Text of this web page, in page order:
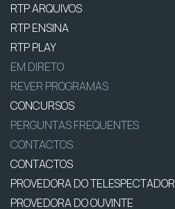
RTP ARQUIVOS
RTP ENSINA
RTP PLAY
EM DIRETO
REVER PROGRAMAS
CONCURSOS
PERGUNTAS FREQUENTES
CONTACTOS
CONTACTOS
PROVEDORA DO TELESPECTADOR
PROVEDORA DO OUVINTE